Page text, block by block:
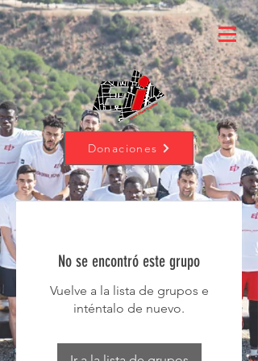
Donaciones
No se encontró este grupo
Vuelve a la lista de grupos e
inténtalo de nuevo.